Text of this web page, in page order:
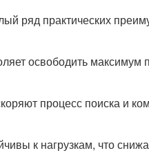
ряд практических
освободить максимум
процесс поиска и
к нагрузкам, что